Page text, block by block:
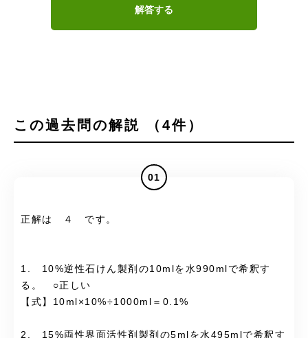
解答する
この過去問の解説 （4件）
01
正解は ４ です。
1. 10%逆性石けん製剤の10mlを水990mlで希釈す
る。 ○正しい
【式】10ml×10%÷1000ml＝0.1%
2. 15%両性界面活性剤製剤の5mlを水495mlで希釈す